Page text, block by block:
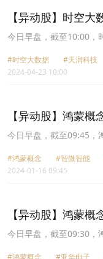
【异动股】时空
(430564.CN)涨
今日早盘，截至10:00，
君逸数码(301172.CN)涨
5.14%报7.78元，中海达
#时空大数据 #天润科技
2024-04-23 10:00
【异动股】鸿蒙概
跌8.32%
今日早盘，截至09:45，
信(605365.CN)跌6.18%
14.77元，九联科技
#鸿蒙概念 #智微智能
2024-01-16 09:45
【异动股】鸿蒙概
跌9.64%
今日早盘，截至09:30，
#鸿蒙概念 #亚华电子